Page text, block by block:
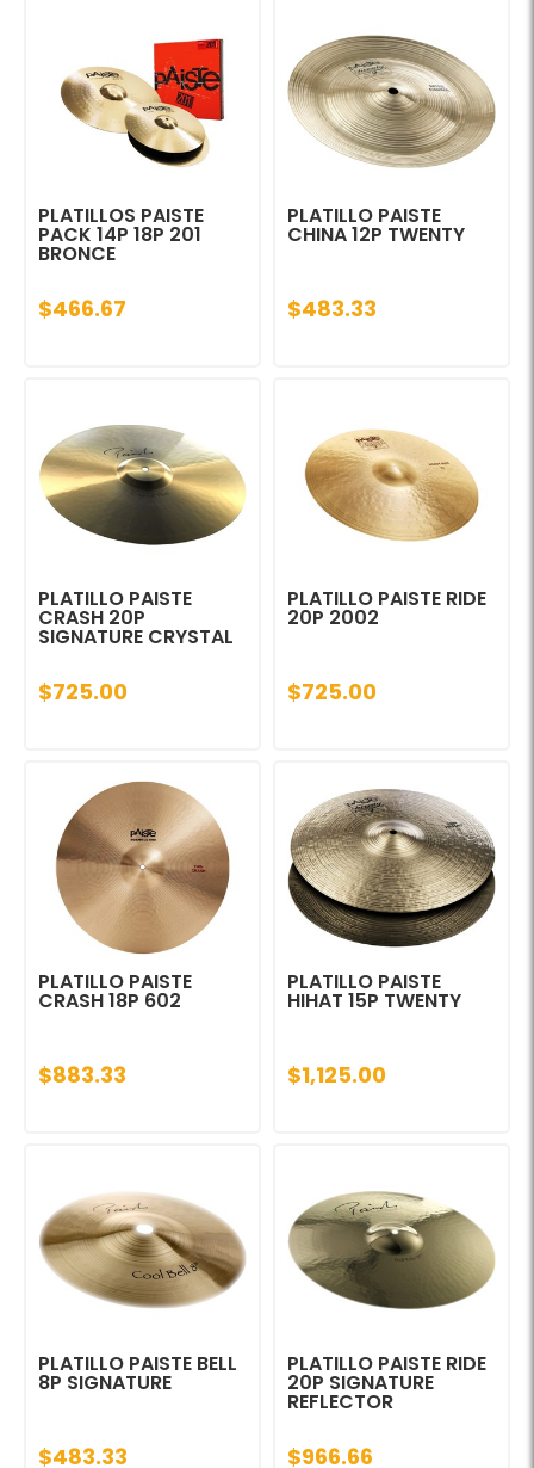
PLATILLOS PAISTE
PACK 14P 18P 201
BRONCE
$466.67
PLATILLO PAISTE
CHINA 12P TWENTY
$483.33
PLATILLO PAISTE
CRASH 20P
SIGNATURE CRYSTAL
$725.00
PLATILLO PAISTE RIDE
20P 2002
$725.00
PLATILLO PAISTE
CRASH 18P 602
$883.33
PLATILLO PAISTE
HIHAT 15P TWENTY
$1,125.00
PLATILLO PAISTE BELL
8P SIGNATURE
$483.33
PLATILLO PAISTE RIDE
20P SIGNATURE
REFLECTOR
$966.66